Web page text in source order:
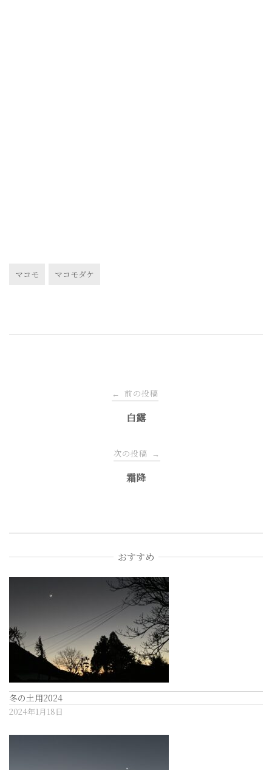
マコモ マコモダケ
シ
ン
← 前の投稿
白露
次の投稿 →
霜降
おすすめ
冬の土用2024
2024年1月18日